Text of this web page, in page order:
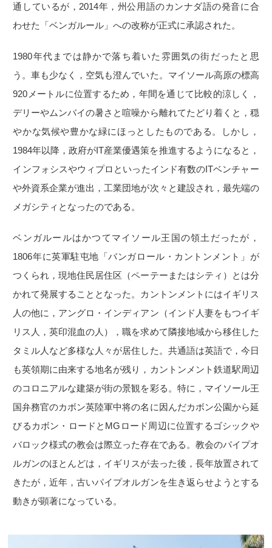
通しているが，2014年，州公用語のカンナダ語の発音に合
わせた「ベンガルール」への改称が正式に承認された。
1980年代までは静かで落ち着いた雰囲気の街だったと思
う。車も少なく，空気も澄んでいた。マイソール高原の標高
920メートルに位置するため，年間を通じて比較的涼しく，
デリーやムンバイの暑さと喧噪から離れてたどり着くと，穏
やかな気候や豊かな緑にほっとしたものである。しかし，
1984年以降，政府がIT産業優遇策を推進するようになると，
インフォシスやウィプロといったインド有数のITベンチャー
や外資系企業が進出，工業団地が次々と建設され，最先端の
メガシティとなったのである。
ベンガルールはかつてマイソール王国の領土だったが，
1806年に英軍駐屯地「バンガロール・カントンメント」が
つくられ，現地住民居住区（ペーテーまたはシティ）とは分
かれて発展することとなった。カントンメントにはイギリス
人の他に，アングロ・インディアン（インド人妻をもつイギ
リス人，英印混血の人），職を求めて隣接地域から移住した
タミル人など多様な人々が居住した。共通語は英語で，今日
も英領期に由来する地名が残り，カントンメント鉄道駅周辺
のコロニアルな建築が街の景観を彩る。特に，マイソール王
国弁務官のカボン英陸軍中将の名に因んだカボン公園から延
びるカボン・ロードとMGロード周辺に位置するゴシックや
バロック様式の教会は際立った存在である。教会のパイプオ
ルガンのほとんどは，イギリスが去った後，長年放置されて
きたが，近年，古いパイプオルガンを生き返らせようとする
動きが顕著になっている。